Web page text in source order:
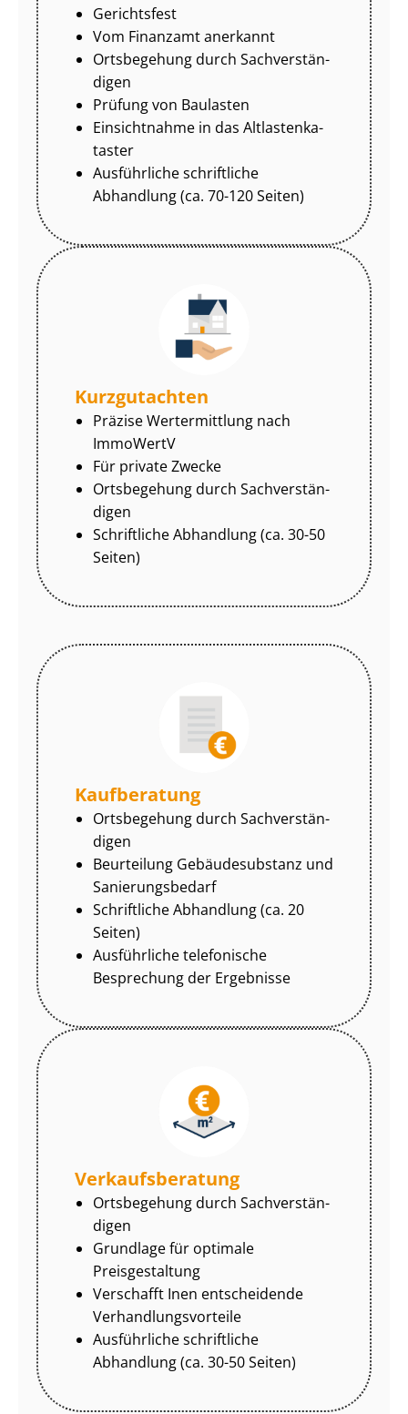
Gerichtsfest
Vom Finanzamt anerkannt
Ortsbegehung durch Sach­ver­stän­
di­gen
Prüfung von Baulasten
Einsichtnahme in das Alt­las­ten­ka­
tas­ter
Ausführliche schriftliche
Abhandlung (ca. 70-120 Seiten)
Kurzgutachten
Präzise Wertermittlung nach
ImmoWertV
Für private Zwecke
Ortsbegehung durch Sach­ver­stän­
di­gen
Schriftliche Abhandlung (ca. 30-50
Seiten)
Kaufberatung
Ortsbegehung durch Sach­ver­stän­
di­gen
Beurteilung Gebäudesubstanz und
Sa­nie­rungs­be­darf
Schriftliche Abhandlung (ca. 20
Seiten)
Ausführliche telefonische
Besprechung der Ergebnisse
Ver­kaufs­be­ra­tung
Ortsbegehung durch Sach­ver­stän­
di­gen
Grundlage für optimale
Preisgestaltung
Verschafft Inen entscheidende
Ver­hand­lungs­vor­tei­le
Ausführliche schriftliche
Abhandlung (ca. 30-50 Seiten)